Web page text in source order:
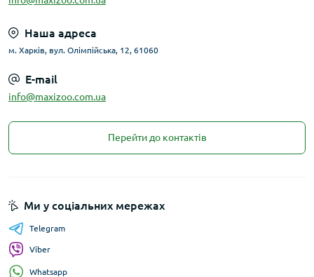
Наша адреса
м. Харків, вул. Олімпійська, 12, 61060
E-mail
info@maxizoo.com.ua
Перейти до контактів
Ми у соціальних мережах
Telegram
Viber
Whatsapp